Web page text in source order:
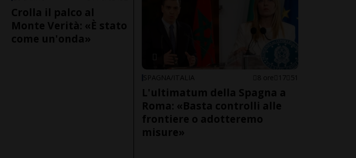
Crolla il palco al
Monte Verità: «È stato
come un'onda»
SPAGNA/ITALIA 8 ore 17 51
L'ultimatum della Spagna a
Roma: «Basta controlli alle
frontiere o adotteremo
misure»